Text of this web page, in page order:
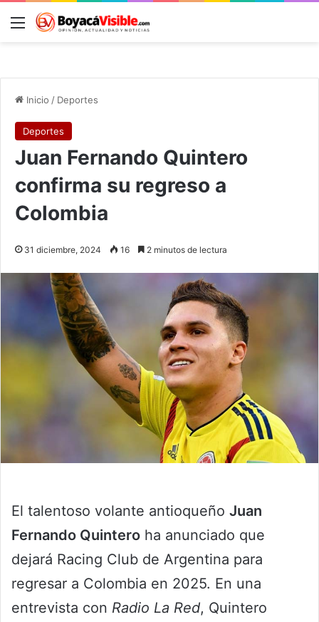
Menú
Inicio / Deportes
Deportes
Juan Fernando Quintero
confirma su regreso a
Colombia
31 diciembre, 2024 16 2 minutos de lectura
El talentoso volante antioqueño Juan
Fernando Quintero ha anunciado que
dejará Racing Club de Argentina para
regresar a Colombia en 2025. En una
entrevista con Radio La Red, Quintero